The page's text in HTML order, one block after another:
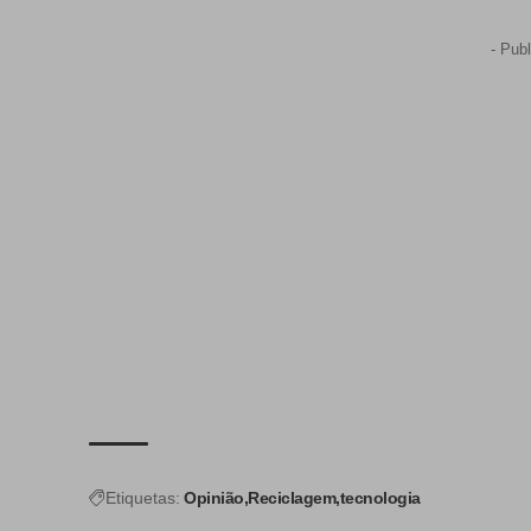
-
Etiquetas: Opinião Reciclagem tecnologia